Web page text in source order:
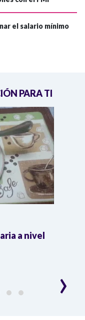
el salario mínimo
PARA TI
a nivel
›